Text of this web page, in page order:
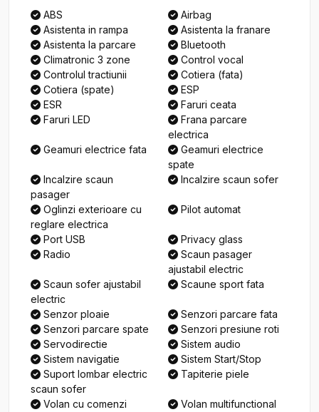
ABS
Airbag
Asistenta in rampa
Asistenta la franare
Asistenta la parcare
Bluetooth
Climatronic 3 zone
Control vocal
Controlul tractiunii
Cotiera (fata)
Cotiera (spate)
ESP
ESR
Faruri ceata
Faruri LED
Frana parcare
electrica
Geamuri electrice fata
Geamuri electrice
spate
Incalzire scaun
pasager
Incalzire scaun sofer
Oglinzi exterioare cu
reglare electrica
Pilot automat
Port USB
Privacy glass
Radio
Scaun pasager
ajustabil electric
Scaun sofer ajustabil
electric
Scaune sport fata
Senzor ploaie
Senzori parcare fata
Senzori parcare spate
Senzori presiune roti
Servodirectie
Sistem audio
Sistem navigatie
Sistem Start/Stop
Suport lombar electric
scaun sofer
Tapiterie piele
Volan cu comenzi
Volan multifunctional